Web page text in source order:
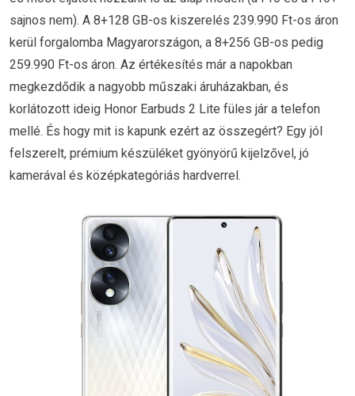
sajnos nem). A 8+128 GB-os kiszerelés 239.990 Ft-os áron
kerül forgalomba Magyarországon, a 8+256 GB-os pedig
259.990 Ft-os áron. Az értékesítés már a napokban
megkezdődik a nagyobb műszaki áruházakban, és
korlátozott ideig Honor Earbuds 2 Lite füles jár a telefon
mellé. És hogy mit is kapunk ezért az összegért? Egy jól
felszerelt, prémium készüléket gyönyörű kijelzővel, jó
kamerával és középkategóriás hardverrel.